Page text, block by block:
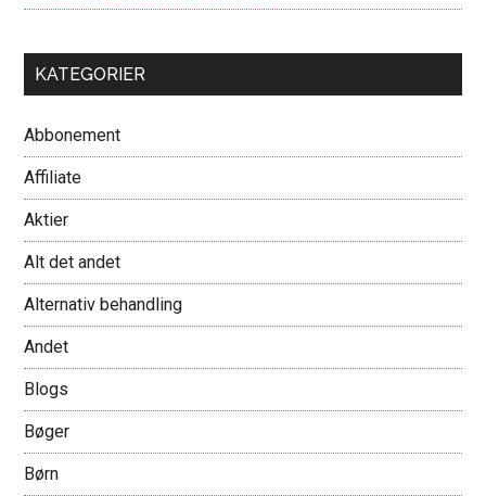
KATEGORIER
Abbonement
Affiliate
Aktier
Alt det andet
Alternativ behandling
Andet
Blogs
Bøger
Børn